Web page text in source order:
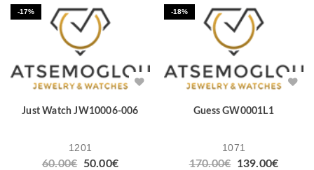
-17%
Just Watch JW10006-006
1201
60.00€ 50.00€
-18%
Guess GW0001L1
1071
170.00€ 139.00€